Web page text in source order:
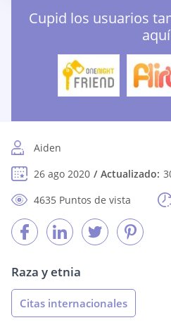
Cupid los usuarios
Aiden
26 ago 2020
Actualizado:
4635 Puntos de vista
Raza y etnia
Citas internacionales